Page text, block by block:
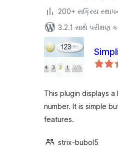
200+ સક્રિય
3.2.1 સાથે પરીક્ષણ
This plugin displays
number. It is simple
features.
strix-bubol5